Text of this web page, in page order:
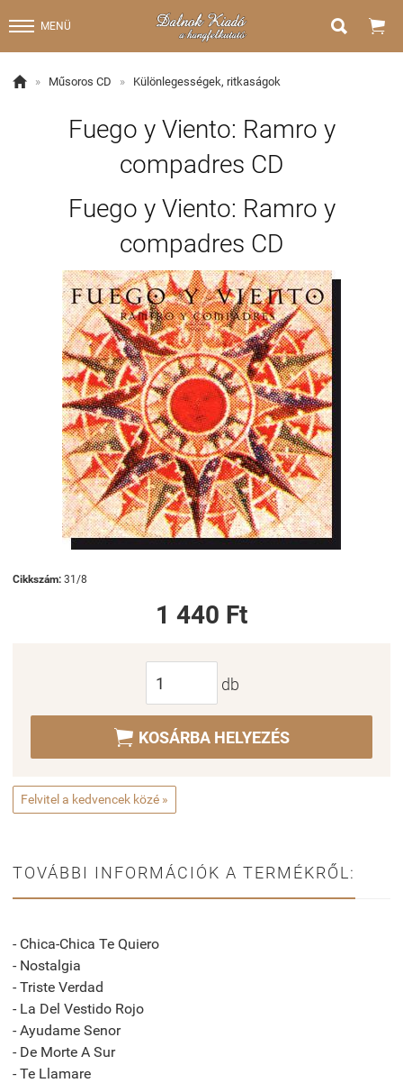
MENÜ  
 » Műsoros CD » Különlegességek, ritkaságok
Fuego y Viento: Ramro y
compadres CD
Fuego y Viento: Ramro y
compadres CD
Cikkszám: 31/8
1 440 Ft
db
 KOSÁRBA HELYEZÉS
Felvitel a kedvencek közé »
TOVÁBBI INFORMÁCIÓK A TERMÉKRŐL:
- Chica-Chica Te Quiero
- Nostalgia
- Triste Verdad
- La Del Vestido Rojo
- Ayudame Senor
- De Morte A Sur
- Te Llamare